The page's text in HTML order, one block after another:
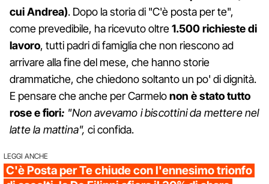
cui Andrea). Dopo la storia di "C'è posta per te",
come prevedibile, ha ricevuto oltre1.500 richieste di
lavoro, tutti padri di famiglia che non riescono ad
arrivare alla fine del mese, che hanno storie
drammatiche, che chiedono soltanto un po' di dignità.
E pensare che anche per Carmelonon è stato tutto
rose e fiori: "Non avevamo i biscottini da mettere nel
latte la mattina",ci confida.
LEGGI ANCHE
C'è Posta per Te chiude con l'ennesimo trionfo